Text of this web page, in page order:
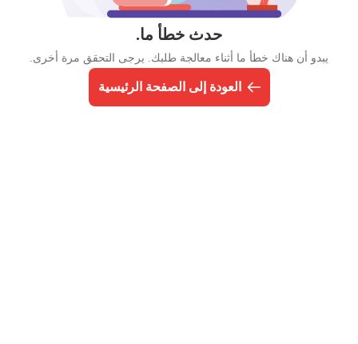
حدث خطأ ما.
يبدو أن هناك خطأ ما أثناء معالجة طلبك. يرجى التحقق مرة أخرى.
العودة إلى الصفحة الرئيسية